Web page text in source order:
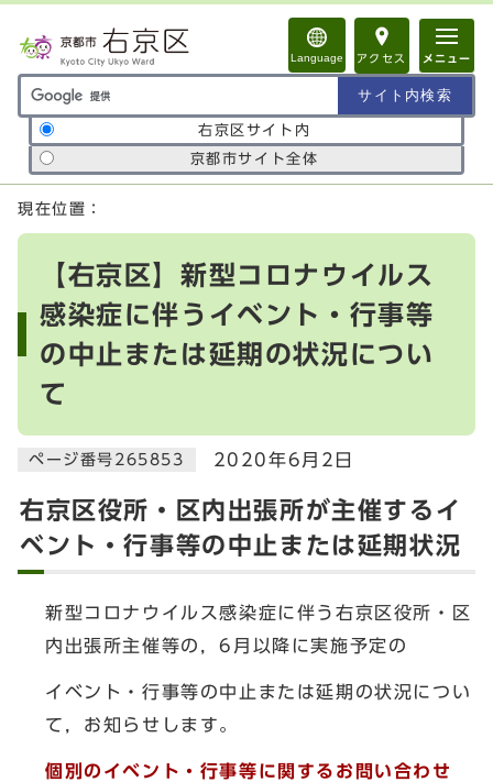
Language アクセス メニュー
サイト内検索の範囲
右京区サイト内
京都市サイト全体
ここから本文です
現在位置：
【右京区】新型コロナウイルス
感染症に伴うイベント・行事等
の中止または延期の状況につい
て
ページ番号265853 2020年6月2日
右京区役所・区内出張所が主催するイ
ベント・行事等の中止または延期状況
新型コロナウイルス感染症に伴う右京区役所・区
内出張所主催等の，6月以降に実施予定の
イベント・行事等の中止または延期の状況につい
て，お知らせします。
個別のイベント・行事等に関するお問い合わせ